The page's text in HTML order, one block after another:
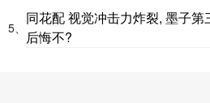
5、
同花配 视觉冲击力炸裂, 墨子
后悔不?